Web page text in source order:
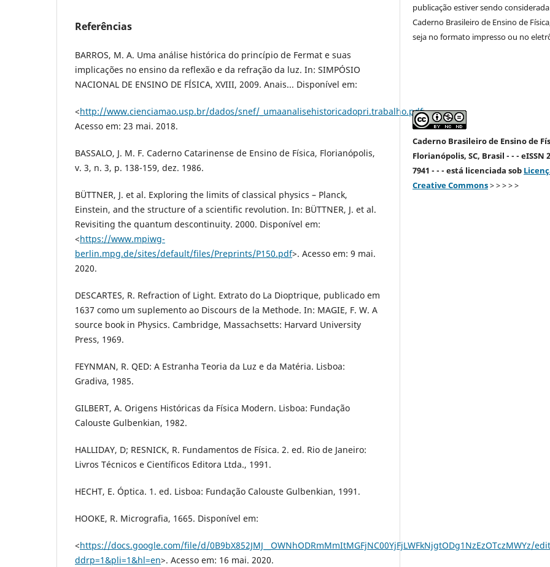
Referências
BARROS, M. A. Uma análise histórica do princípio de Fermat e suas
implicações no ensino da reflexão e da refração da luz. In: SIMPÓSIO
NACIONAL DE ENSINO DE FÍSICA, XVIII, 2009. Anais... Disponível em:
<http://www.cienciamao.usp.br/dados/snef/_umaanalisehistoricadopri.trabalho.pdf>.
Acesso em: 23 mai. 2018.
BASSALO, J. M. F. Caderno Catarinense de Ensino de Física, Florianópolis,
v. 3, n. 3, p. 138-159, dez. 1986.
BÜTTNER, J. et al. Exploring the limits of classical physics – Planck,
Einstein, and the structure of a scientific revolution. In: BÜTTNER, J. et al.
Revisiting the quantum descontinuity. 2000. Disponível em:
<https://www.mpiwg-
berlin.mpg.de/sites/default/files/Preprints/P150.pdf>. Acesso em: 9 mai.
2020.
DESCARTES, R. Refraction of Light. Extrato do La Dioptrique, publicado em
1637 como um suplemento ao Discours de la Methode. In: MAGIE, F. W. A
source book in Physics. Cambridge, Massachsetts: Harvard University
Press, 1969.
FEYNMAN, R. QED: A Estranha Teoria da Luz e da Matéria. Lisboa:
Gradiva, 1985.
GILBERT, A. Origens Históricas da Física Modern. Lisboa: Fundação
Calouste Gulbenkian, 1982.
HALLIDAY, D; RESNICK, R. Fundamentos de Física. 2. ed. Rio de Janeiro:
Livros Técnicos e Científicos Editora Ltda., 1991.
HECHT, E. Óptica. 1. ed. Lisboa: Fundação Calouste Gulbenkian, 1991.
HOOKE, R. Micrografia, 1665. Disponível em:
<https://docs.google.com/file/d/0B9bX852JMJ__OWNhODRmMmItMGFjNC00YjFjLWFkNjgtODg1NzEzOTczMWYz/
ddrp=1&pli=1&hl=en>. Acesso em: 16 mai. 2020.
publicação estiver sendo
Caderno Brasileiro de Ensino de
seja no formato impresso ou no
Caderno Brasileiro de Ensino de
Florianópolis, SC, Brasil - - - eISSN
7941 - - - está licenciada sob
Creative Commons> > > > >